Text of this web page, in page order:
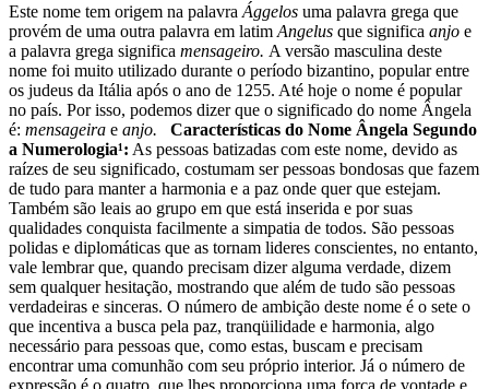
Este nome tem origem na palavra Ággelos uma palavra grega que
provém de uma outra palavra em latim Angelus que significa anjo e
a palavra grega significa mensageiro. A versão masculina deste
nome foi muito utilizado durante o período bizantino, popular entre
os judeus da Itália após o ano de 1255. Até hoje o nome é popular
no país. Por isso, podemos dizer que o significado do nome Ângela
é: mensageira e anjo.
Características do Nome Ângela Segundo
a Numerologia¹: As pessoas batizadas com este nome, devido as
raízes de seu significado, costumam ser pessoas bondosas que fazem
de tudo para manter a harmonia e a paz onde quer que estejam.
Também são leais ao grupo em que está inserida e por suas
qualidades conquista facilmente a simpatia de todos. São pessoas
polidas e diplomáticas que as tornam lideres conscientes, no entanto,
vale lembrar que, quando precisam dizer alguma verdade, dizem
sem qualquer hesitação, mostrando que além de tudo são pessoas
verdadeiras e sinceras. O número de ambição deste nome é o sete o
que incentiva a busca pela paz, tranqüilidade e harmonia, algo
necessário para pessoas que, como estas, buscam e precisam
encontrar uma comunhão com seu próprio interior. Já o número de
expressão é o quatro, que lhes proporciona uma força de vontade e